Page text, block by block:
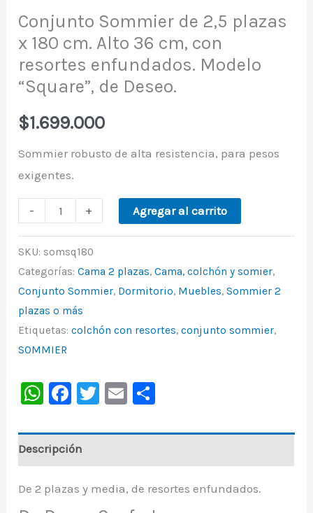
Conjunto Sommier de 2,5 plazas
x 180 cm. Alto 36 cm, con
resortes enfundados. Modelo
“Square”, de Deseo.
$1.699.000
Sommier robusto de alta resistencia, para pesos
exigentes.
- + Agregar al carrito
SKU: somsq180
Categorías:Cama 2 plazas,Cama, colchón y somier,
Conjunto Sommier, Dormitorio, Muebles,Sommier 2
plazas o más
Etiquetas:colchón con resortes,conjunto sommier,
SOMMIER
WhatsApp
Facebook
Twitter
Email
Descripción
De 2 plazas y media, de resortes enfundados.